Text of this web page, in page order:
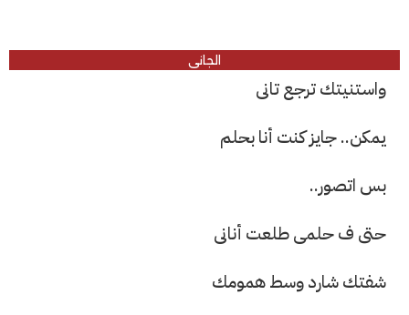
الجانى
واستنيتك ترجع تانى
يمكن.. جايز كنت أنا بحلم
بس اتصور..
حتى ف حلمى طلعت أنانى
شفتك شارد وسط همومك